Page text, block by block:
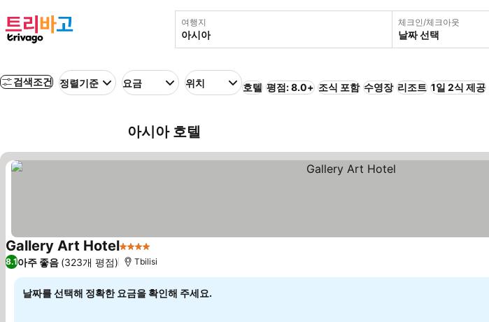
여행지 체크인/체크아웃
날짜 선택
검색조건 정렬기준 요금 위치 호텔 평점: 8.0+ 조식 포함 수영장 리조트 1일 2식 제공
아시아 호텔
Gallery Art Hotel4 성급
8.1아주 좋음 (323개 평점) Tbilisi
날짜를 선택해 정확한 요금을 확인해 주세요.